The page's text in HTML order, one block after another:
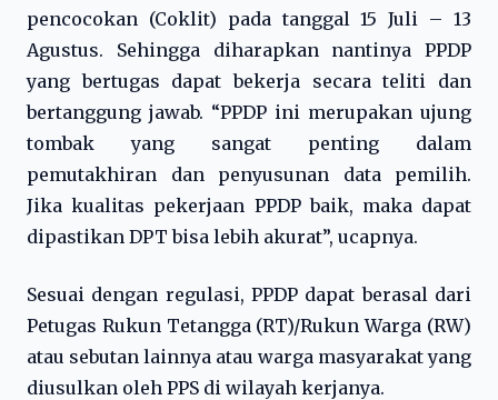
pencocokan (Coklit) pada tanggal 15 Juli – 13
Agustus. Sehingga diharapkan nantinya PPDP
yang bertugas dapat bekerja secara teliti dan
bertanggung jawab. “PPDP ini merupakan ujung
tombak yang sangat penting dalam
pemutakhiran dan penyusunan data pemilih.
Jika kualitas pekerjaan PPDP baik, maka dapat
dipastikan DPT bisa lebih akurat”, ucapnya.
Sesuai dengan regulasi, PPDP dapat berasal dari
Petugas Rukun Tetangga (RT)/Rukun Warga (RW)
atau sebutan lainnya atau warga masyarakat yang
diusulkan oleh PPS di wilayah kerjanya.